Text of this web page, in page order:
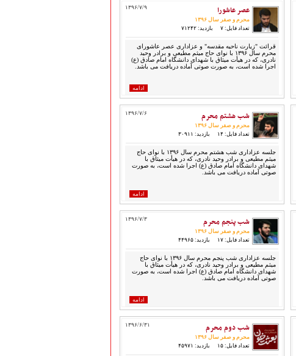
۱۳۹۶/۷/۹ عصر عاشورا
محرم و صفر سال ۱۳۹۶
تعداد فایل: ۷
بازدید: ۷۱۲۴۲
قرائت "زیارت ناحیه مقدسه" و عزاداری عصر عاشورای
محرم سال ۱۳۹۶ با نوای حاج میثم مطیعی و برادر وحید
نادری، که در هیأت میثاق با شهدای دانشگاه امام صادق (ع)
اجرا شده است، به صورت صوتی آماده دریافت می باشد.
ادامه
۱۳۹۶/۷/۶ شب هشتم محرم
محرم و صفر سال ۱۳۹۶
تعداد فایل: ۱۴
بازدید: ۳۰۹۱۱
جلسه عزاداری شب هشتم محرم سال ۱۳۹۶ با نوای حاج
میثم مطیعی و برادر وحید نادری، که در هیأت میثاق با
شهدای دانشگاه امام صادق (ع) اجرا شده است، به صورت
صوتی آماده دریافت می باشد.
ادامه
۱۳۹۶/۷/۳ شب پنجم محرم
محرم و صفر سال ۱۳۹۶
تعداد فایل: ۱۷
بازدید: ۴۴۹۶۵
جلسه عزاداری شب پنجم محرم سال ۱۳۹۶ با نوای حاج
میثم مطیعی و برادر وحید نادری، که در هیأت میثاق با
شهدای دانشگاه امام صادق (ع) اجرا شده است، به صورت
صوتی آماده دریافت می باشد.
ادامه
۱۳۹۶/۶/۳۱ شب دوم محرم
محرم و صفر سال ۱۳۹۶
تعداد فایل: ۱۵
بازدید: ۴۵۹۷۱